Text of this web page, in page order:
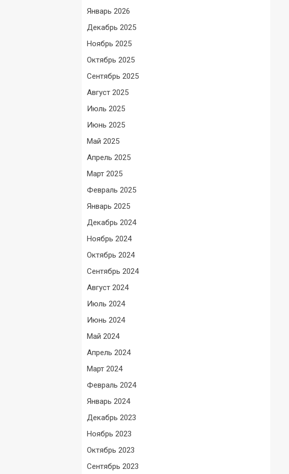
Январь 2026
Декабрь 2025
Ноябрь 2025
Октябрь 2025
Сентябрь 2025
Август 2025
Июль 2025
Июнь 2025
Май 2025
Апрель 2025
Март 2025
Февраль 2025
Январь 2025
Декабрь 2024
Ноябрь 2024
Октябрь 2024
Сентябрь 2024
Август 2024
Июль 2024
Июнь 2024
Май 2024
Апрель 2024
Март 2024
Февраль 2024
Январь 2024
Декабрь 2023
Ноябрь 2023
Октябрь 2023
Сентябрь 2023